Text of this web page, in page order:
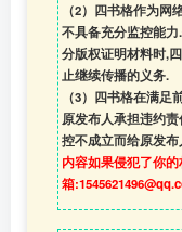
（2）四书格作为
不具备充分监控能
分版权证明材料时,
止继续传播的义务.
（3）四书格在满
原发布人承担违约
控不成立而给原发
内容如果侵犯了你
箱